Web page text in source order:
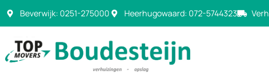
Beverwijk: 0251-275000 Heerhugowaard: 072-5744323